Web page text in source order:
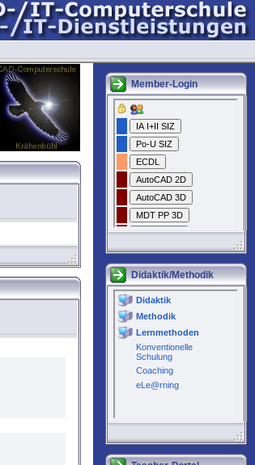
Member-Login
Didaktik/Methodik